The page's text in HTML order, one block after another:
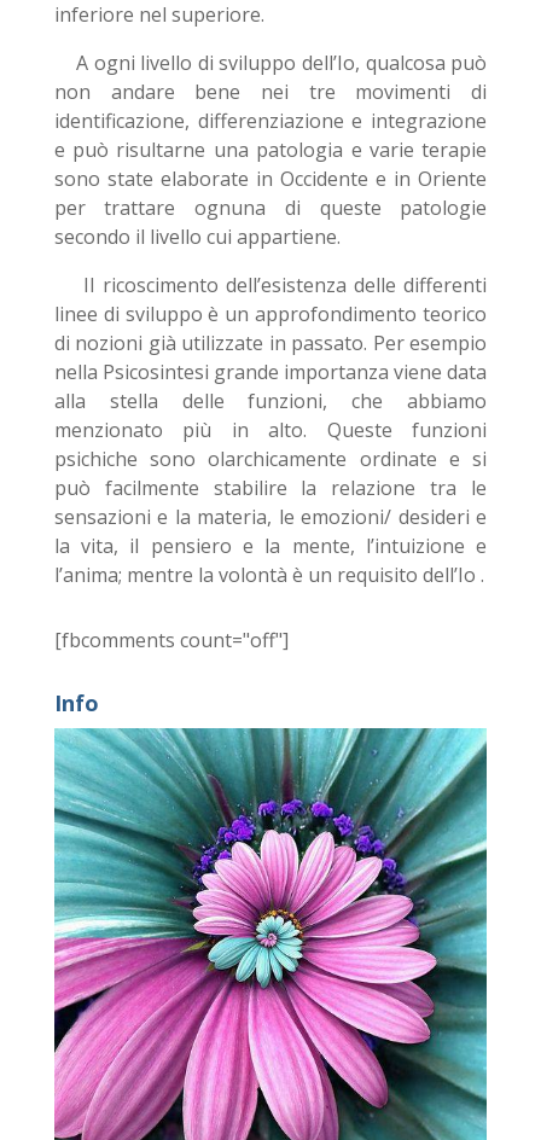
inferiore nel superiore.
A ogni livello di sviluppo dell’Io, qualcosa può
non andare bene nei tre movimenti di
identificazione, differenziazione e integrazione
e può risultarne una patologia e varie terapie
sono state elaborate in Occidente e in Oriente
per trattare ognuna di queste patologie
secondo il livello cui appartiene.
Il ricoscimento dell’esistenza delle differenti
linee di sviluppo è un approfondimento teorico
di nozioni già utilizzate in passato. Per esempio
nella Psicosintesi grande importanza viene data
alla stella delle funzioni, che abbiamo
menzionato più in alto. Queste funzioni
psichiche sono olarchicamente ordinate e si
può facilmente stabilire la relazione tra le
sensazioni e la materia, le emozioni/ desideri e
la vita, il pensiero e la mente, l’intuizione e
l’anima; mentre la volontà è un requisito dell’Io .
[fbcomments count="off"]
Info